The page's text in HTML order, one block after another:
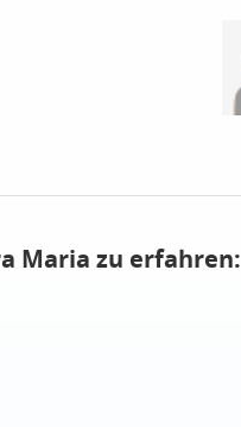
Maria zu erfahren: